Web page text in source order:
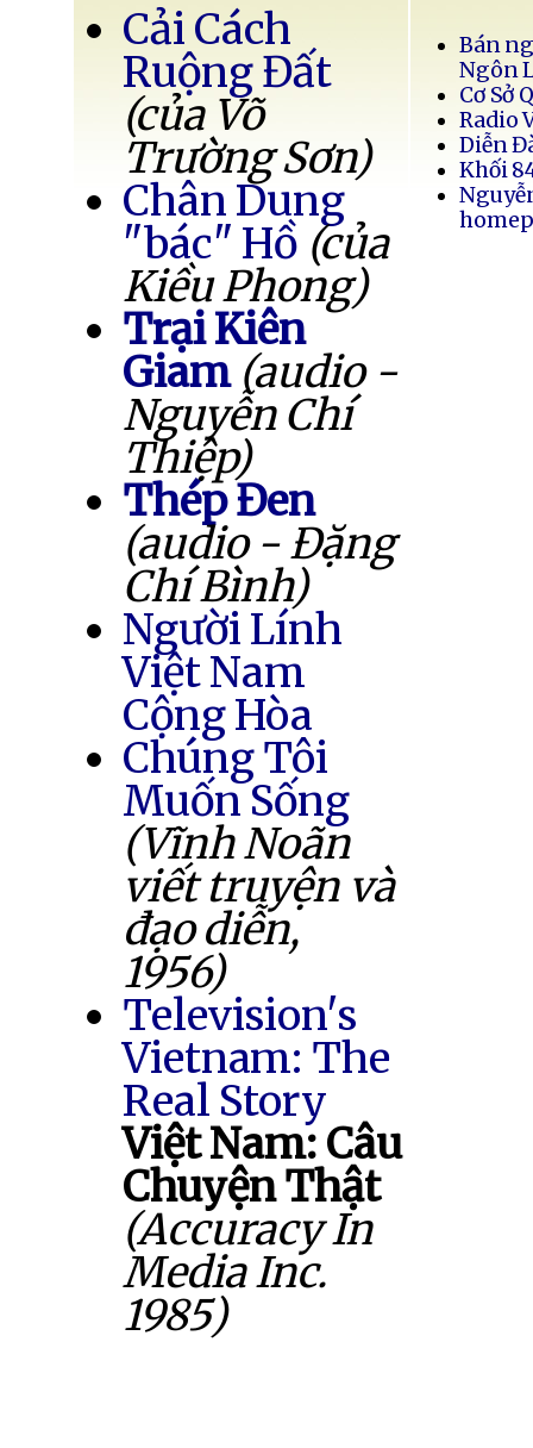
Cải Cách
Ruộng Đất
(của Võ
Trường Sơn)
Chân Dung
"bác" Hồ (của
Kiều Phong)
Trại Kiên
Giam (audio -
Nguyễn Chí
Thiệp)
Thép Đen
(audio - Đặng
Chí Bình)
Người Lính
Việt Nam
Cộng Hòa
Chúng Tôi
Muốn Sống
(Vĩnh Noãn
viết truyện và
đạo diễn,
1956)
Television's
Vietnam: The
Real Story
Việt Nam: Câu
Chuyện Thật
(Accuracy In
Media Inc.
1985)
Bán
Ngôn
Cơ Sở
Radio
Diễn
Khối